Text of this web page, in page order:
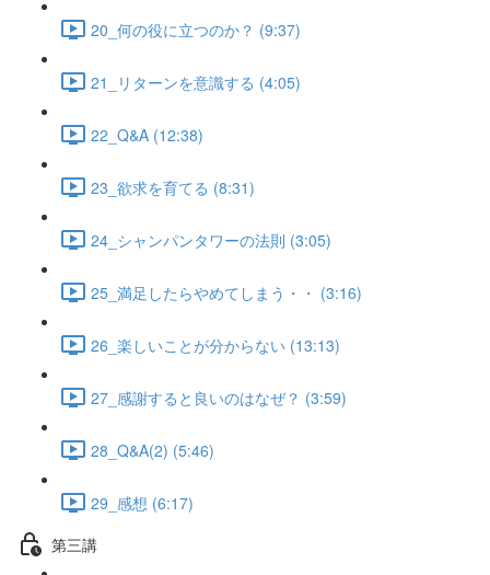
20_何の役に立つのか？ (9:37)
21_リターンを意識する (4:05)
22_Q&A (12:38)
23_欲求を育てる (8:31)
24_シャンパンタワーの法則 (3:05)
25_満足したらやめてしまう・・ (3:16)
26_楽しいことが分からない (13:13)
27_感謝すると良いのはなぜ？ (3:59)
28_Q&A(2) (5:46)
29_感想 (6:17)
第三講